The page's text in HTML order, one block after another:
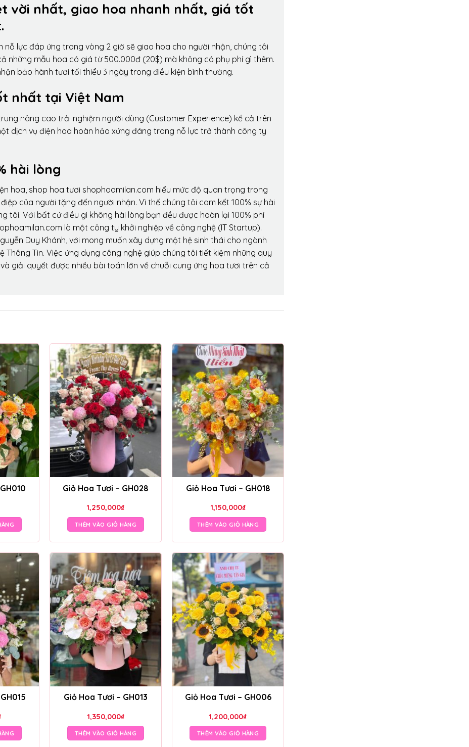
vời nhất, giao hoa nhanh nhất, giá tốt
nỗ lực đáp ứng trong vòng 2 giờ sẽ giao hoa cho người nhận, chúng tôi
những mẫu hoa có giá từ 500.000đ (20$) mà không có phụ phí gì thêm.
bảo hành tươi tối thiểu 3 ngày trong điều kiện bình thường.
nhất tại Việt Nam
nâng cao trải nghiệm người dùng (Customer Experience) kể cả trên
dịch vụ điện hoa hoàn hảo xứng đáng trong nỗ lực trở thành công ty
hài lòng
hoa, shop hoa tươi shophoamilan.com hiểu mức độ quan trọng trong
của người tặng đến người nhận. Vì thế chúng tôi cam kết 100% sự hài
tôi. Với bất cứ điều gì không hài lòng bạn đều được hoàn lại 100% phí
là một công ty khởi nghiệp về công nghệ (IT Startup).
Duy Khánh, với mong muốn xây dựng một hệ sinh thái cho ngành
Tin. Việc ứng dụng công nghệ giúp chúng tôi tiết kiệm những quy
giải quyết được nhiều bài toán lớn về chuỗi cung ứng hoa tươi trên cả
Giỏ Hoa Tươi – GH028
1,250,000₫
THÊM VÀO GIỎ HÀNG
Giỏ Hoa Tươi – GH018
1,150,000₫
THÊM VÀO GIỎ HÀNG
Giỏ Hoa Tươi – GH013
1,350,000₫
THÊM VÀO GIỎ HÀNG
Giỏ Hoa Tươi – GH006
1,200,000₫
THÊM VÀO GIỎ HÀNG